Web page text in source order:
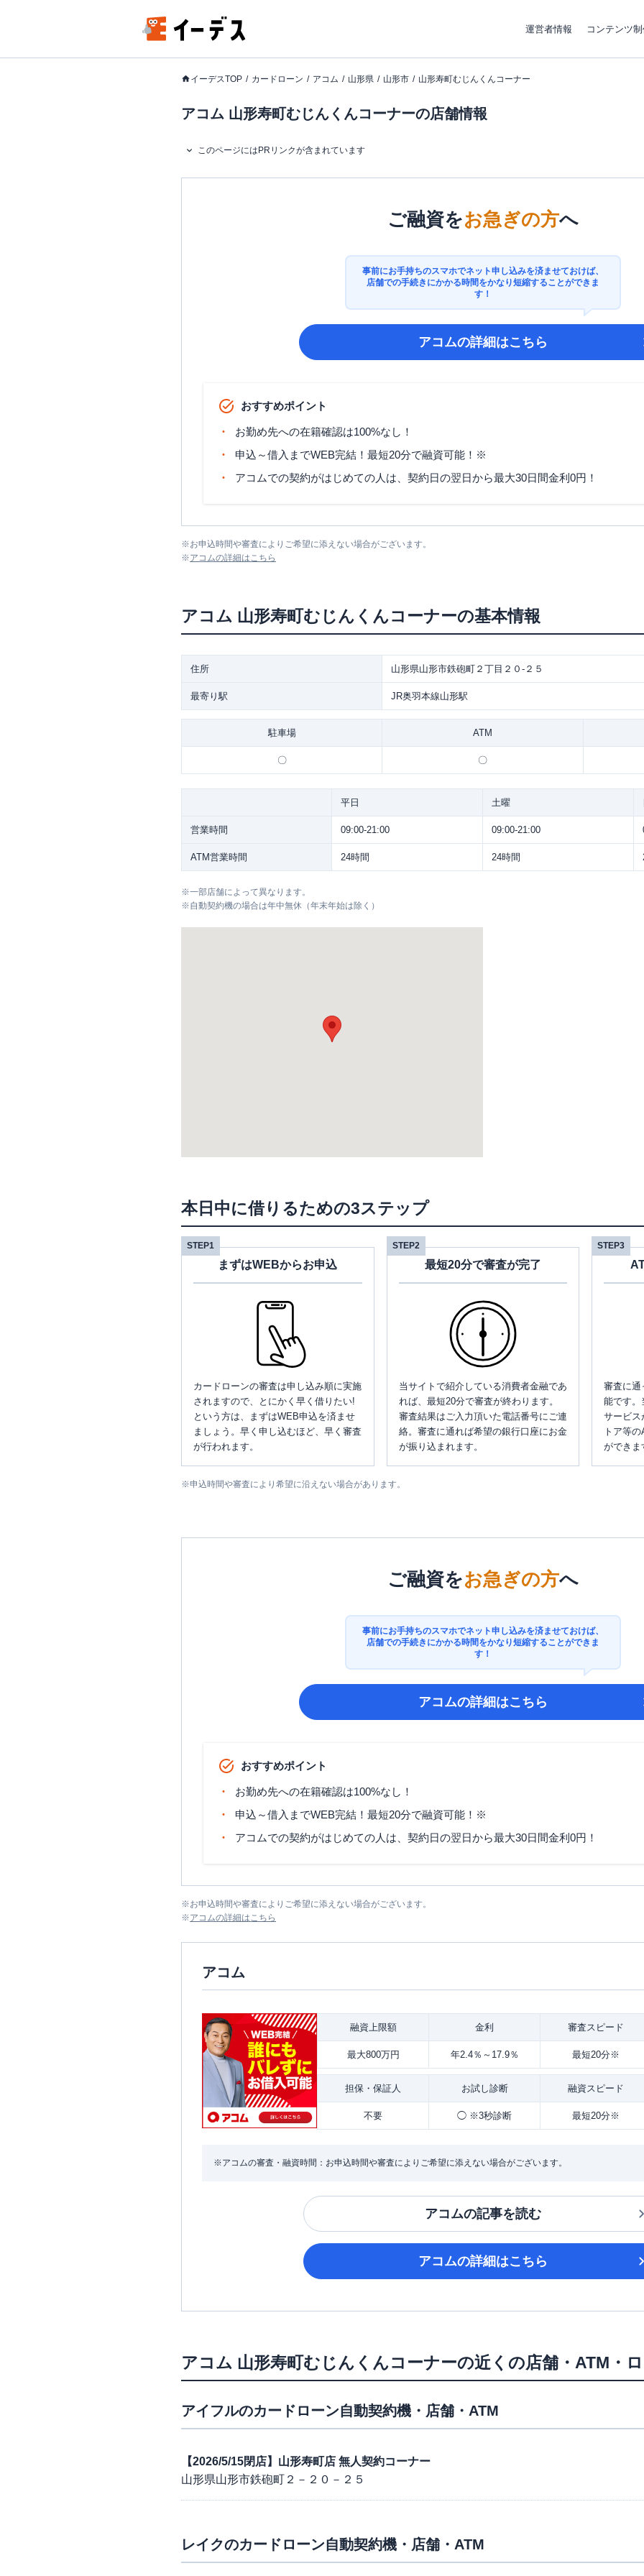
運営者情報 コンテンツ
イーデスTOP カードローン アコム 山形県 山形市 山形寿町むじんくんコーナー
アコム 山形寿町むじんくんコーナーの店舗情報
このページにはPRリンクが含まれています
ご融資をお急ぎの方へ
事前にお手持ちのスマホでネット申し込みを済ませておけば、
店舗での手続きにかかる時間をかなり短縮することができま
す！
アコムの詳細はこちら
おすすめポイント
お勤め先への在籍確認は100%なし！
申込～借入までWEB完結！最短20分で融資可能！※
アコムでの契約がはじめての人は、契約日の翌日から最大30日間金利0円！
※お申込時間や審査によりご希望に添えない場合がございます。
※アコムの詳細はこちら
アコム 山形寿町むじんくんコーナーの基本情報
住所 山形県山形市鉄砲町２丁目２０-２５
最寄り駅 JR奥羽本線山形駅
駐車場 ATM
〇 〇
平日 土曜
営業時間 09:00-21:00 09:00-21:00
ATM営業時間 24時間 24時間
※一部店舗によって異なります。
※自動契約機の場合は年中無休（年末年始は除く）
本日中に借りるための3ステップ
STEP1
まずはWEBからお申込
カードローンの審査は申し込み順に実施
されますので、とにかく早く借りたい!
という方は、まずはWEB申込を済ませ
ましょう。早く申し込むほど、早く審査
が行われます。
STEP2
最短20分で審査が完了
当サイトで紹介している消費者金融であ
れば、最短20分で審査が終わります。
審査結果はご入力頂いた電話番号にご連
絡。審査に通れば希望の銀行口座にお金
が振り込まれます。
STEP3
審査に通
能です。
サービス
トア等
ができま
※申込時間や審査により希望に沿えない場合があります。
ご融資をお急ぎの方へ
事前にお手持ちのスマホでネット申し込みを済ませておけば、
店舗での手続きにかかる時間をかなり短縮することができま
す！
アコムの詳細はこちら
おすすめポイント
お勤め先への在籍確認は100%なし！
申込～借入までWEB完結！最短20分で融資可能！※
アコムでの契約がはじめての人は、契約日の翌日から最大30日間金利0円！
※お申込時間や審査によりご希望に添えない場合がございます。
※アコムの詳細はこちら
アコム
融資上限額 金利 審査スピード
最大800万円 年2.4％～17.9％ 最短20分※
担保・ 保証人 お試し診断 融資スピード
不要 ◯ ※3秒診断 最短20分※
※アコムの審査・融資時間：お申込時間や審査によりご希望に添えない場合がございます。
アコムの記事を読む
アコムの詳細はこちら
アコム 山形寿町むじんくんコーナーの近くの店舗・ATM・
アイフルのカードローン自動契約機・店舗・ATM
【2026/5/15閉店】山形寿町店 無人契約コーナー
山形県山形市鉄砲町２－２０－２５
レイクのカードローン自動契約機・店舗・ATM